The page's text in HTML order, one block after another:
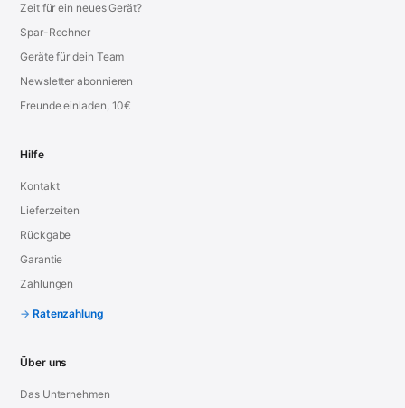
Zeit für ein neues Gerät?
Spar-Rechner
Geräte für dein Team
Newsletter abonnieren
Freunde einladen, 10€
Hilfe
Kontakt
Lieferzeiten
Rückgabe
Garantie
Zahlungen
Ratenzahlung
Über uns
Das Unternehmen